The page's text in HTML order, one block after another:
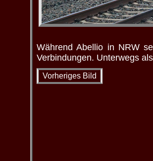
Während Abellio in NRW
Verbindungen. Unterwegs
Vorheriges Bild